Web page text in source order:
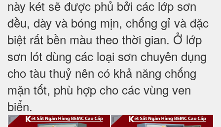
này két sẽ được phủ bởi các lớp sơn
đều, dày và bóng mịn, chống gỉ và đặc
biệt rất bền màu theo thời gian. Ở lớp
sơn lót dùng các loại sơn chuyên dụng
cho tàu thuỷ nên có khả năng chống
mặn tốt, phù hợp cho các vùng ven
biển.